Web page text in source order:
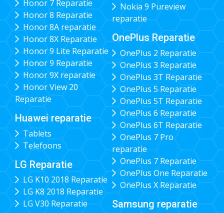
Honor 7 Reparatie
Honor 8 Reparatie
Honor 8A reparatie
Honor 8X Reparatie
Honor 9 Lite Reparatie
Honor 9 Reparatie
Honor 9X reparatie
Honor View 20
Reparatie
Huawei reparatie
Tablets
Telefoons
LG Reparatie
LG K10 2018 Reparatie
LG K8 2018 Reparatie
LG V30 Reparatie
Nokia 9 Pureview
reparatie
OnePlus Reparatie
OnePlus 2 Reparatie
OnePlus 3 Reparatie
OnePlus 3T Reparatie
OnePlus 5 Reparatie
OnePlus 5T Reparatie
OnePlus 6 Reparatie
OnePlus 6T Reparatie
OnePlus 7 Pro
reparatie
OnePlus 7 Reparatie
OnePlus One Reparatie
OnePlus X Reparatie
Samsung reparatie